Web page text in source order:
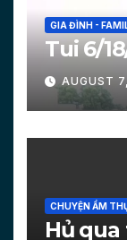
GIA ĐÌNH -
Tui 6/
AUGUST
CHUYỆN ẨM
Hủ